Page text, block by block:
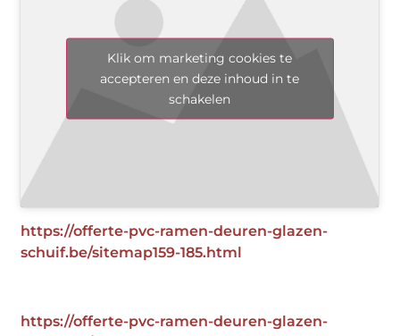
Klik om marketing cookies te
accepteren en deze inhoud in te
schakelen
https://offerte-pvc-ramen-deuren-glazen-
schuif.be/sitemap159-185.html
https://offerte-pvc-ramen-deuren-glazen-